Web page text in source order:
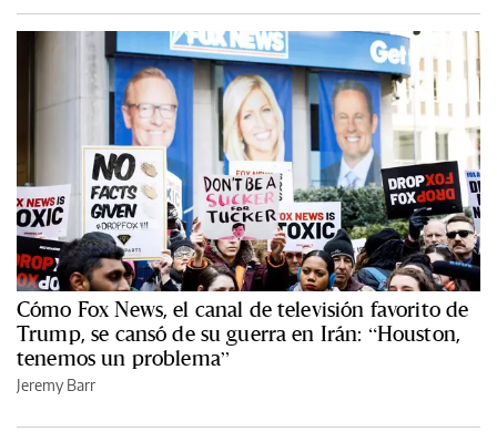
Cómo Fox News, el canal de televisión favorito de
Trump, se cansó de su guerra en Irán: “Houston,
tenemos un problema”
Jeremy Barr